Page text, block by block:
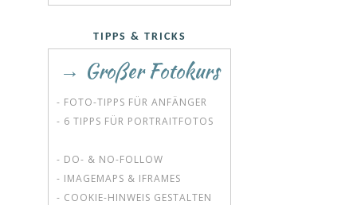
TIPPS & TRICKS
→ Großer Fotokurs
- FOTO-TIPPS FÜR ANFÄNGER
- 6 TIPPS FÜR PORTRAITFOTOS
- DO- & NO-FOLLOW
- IMAGEMAPS & IFRAMES
- COOKIE-HINWEIS GESTALTEN